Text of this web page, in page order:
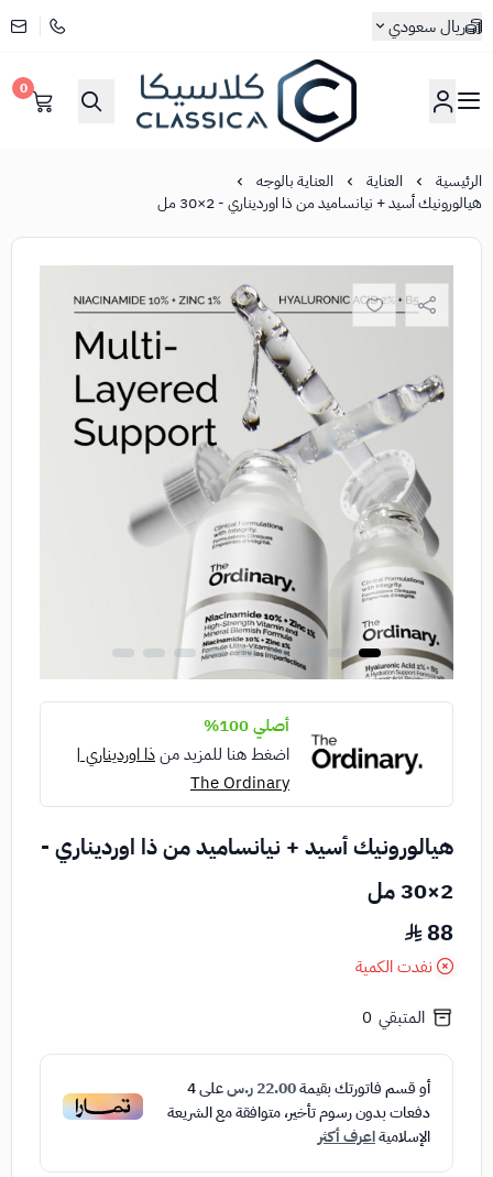
ريال سعودي
كلاسيكا
0
الرئيسية العناية
العناية بالوجه
هيالورونيك أسيد + نيانساميد من ذا اورديناري - 2×30 مل
أصلي 100%
اضغط هنا للمزيد منذا اورديناري |
The Ordinary
هيالورونيك أسيد + نيانساميد من ذا اورديناري -
2×30 مل
88
نفدت الكمية
المتبقي 0
أو قسم فاتورتك بقيمة22.00 ر.س على4
دفعات بدون رسوم تأخير، متوافقة مع الشريعة
الإسلاميةاعرف أكثر